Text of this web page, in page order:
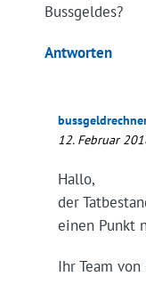
Bussgeldes?
Antworten
12. Februar
Hallo,
der
einen Punkt
Ihr Team